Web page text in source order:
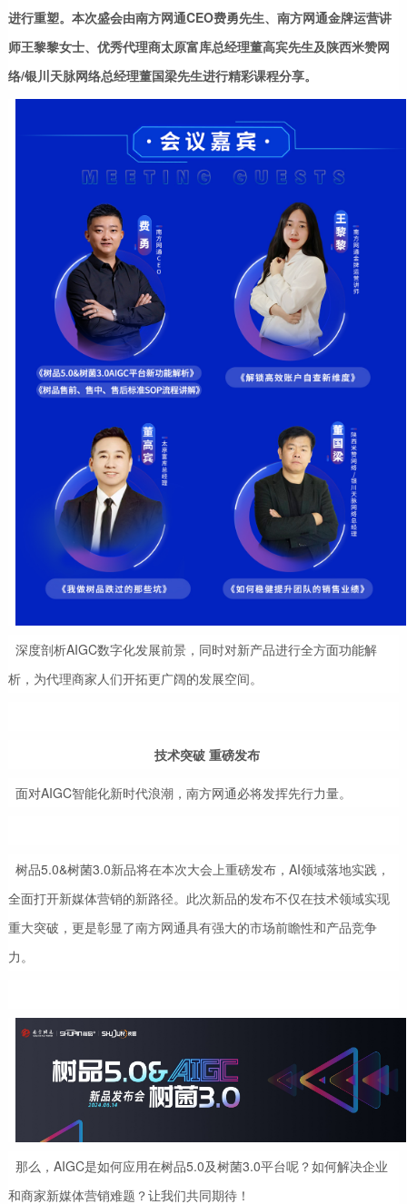
进行重塑。本次盛会由南方网通CEO费勇先生、南方网通金牌运营讲
师王黎黎女士、优秀代理商太原富库总经理董高宾先生及陕西米赞网
络/银川天脉网络总经理董国梁先生进行精彩课程分享。
深度剖析AIGC数字化发展前景，同时对新产品进行全方面功能解
析，为代理商家人们开拓更广阔的发展空间。
技术突破 重磅发布
面对AIGC智能化新时代浪潮，南方网通必将发挥先行力量。
树品5.0&树菌3.0新品将在本次大会上重磅发布，AI领域落地实践，
全面打开新媒体营销的新路径。此次新品的发布不仅在技术领域实现
重大突破，更是彰显了南方网通具有强大的市场前瞻性和产品竞争
力。
那么，AIGC是如何应用在树品5.0及树菌3.0平台呢？如何解决企业
和商家新媒体营销难题？让我们共同期待！